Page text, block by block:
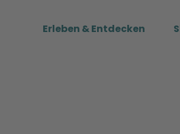
Erleben & Entdecken